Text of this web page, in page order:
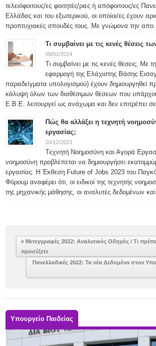
τελειόφοιτους/ες φοιτητές/ριες ή απόφοιτους/ες
Ελλάδας και του εξωτερικού, οι οποίοι/ες έχουν
προπτυχιακές σπουδές τους. Με γνώμονα την απο...
Τι συμβαίνει με τις κενές θέσεις
09/01/2024
Τι συμβαίνει με τις κενές θέσεις; Με
εφαρμογή της Ελάχιστης Βάσης
παραδείγματα υπολογισμού) έχουν δημιουργηθεί
κάλυψη όλων των διαθέσιμων θέσεων που
Ε.Β.Ε. λειτουργεί ως ανάχωμα και δεν επιτρέπει σε
Πώς θα αλλάξει η τεχνητή
εργασίας;
20/12/2023
Tεχνητή Νοημοσύνη και Αγορά
νοημοσύνη προβλέπεται να δημιουργήσει
εργασίας. Η Έκθεση Future of Jobs 2023 του
Φόρουμ αναφέρει ότι, οι ειδικοί της τεχνητής
της μηχανικής μάθησης, οι αναλυτές δεδομένων και
« Μετεγγραφές 2022: Αναλυτικός Οδηγός / Τι
προσέξετε
Πανελλαδικές 2022: Τα νέα Δεδομένα στον
Υπουργείο Παιδείας